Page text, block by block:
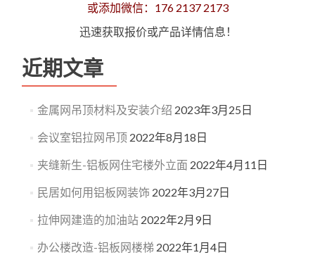
或添加微信：176 2137 2173
迅速获取报价或产品详情信息！
近期文章
金属网吊顶材料及安装介绍 2023年3月25日
会议室铝拉网吊顶 2022年8月18日
夹缝新生-铝板网住宅楼外立面 2022年4月11日
民居如何用铝板网装饰 2022年3月27日
拉伸网建造的加油站 2022年2月9日
办公楼改造-铝板网楼梯 2022年1月4日